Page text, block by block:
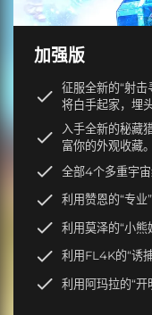
加强版
征服全新的“射
将白手起家，埋
入手全新的秘藏
富你的外观收藏。
全部4个多重宇
利用赞恩的“专业
利用莫泽的“小熊
利用FL4K的“诱
利用阿玛拉的“开